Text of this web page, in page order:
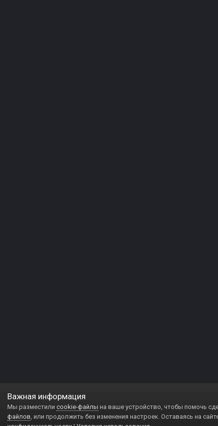
Важная информация
Мы разместили cookie-файлы на ваше устройство, чтобы помочь
файлов, или продолжить без изменения настроек. Оставаясь на